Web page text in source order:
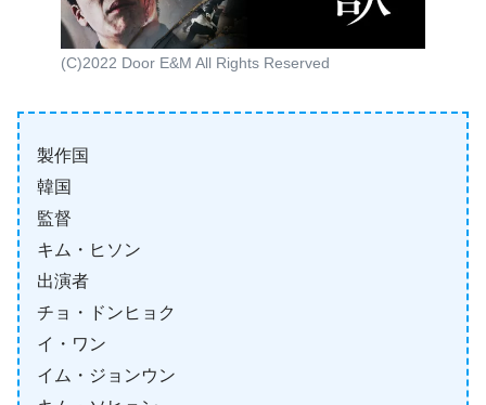
(C)2022 Door E&M All Rights Reserved
製作国
韓国
監督
キム・ヒソン
出演者
チョ・ドンヒョク
イ・ワン
イム・ジョンウン